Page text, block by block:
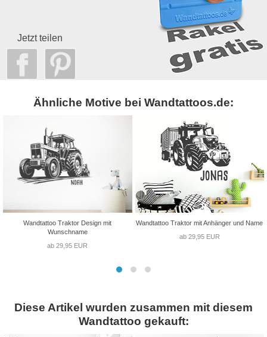
Jetzt teilen
Ähnliche Motive bei Wandtattoos.de:
Wandtattoo Traktor Design mit
Wunschname
ab 29,95 EUR
Wandtattoo Traktor mit Anhänger und Name
ab 29,95 EUR
Diese Artikel wurden zusammen mit diesem
Wandtattoo gekauft: